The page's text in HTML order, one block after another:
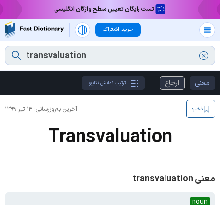
تست رایگان تعیین سطح واژگان انگلیسی
خرید اشتراک
معنی ارجاع ترتیب نمایش نتایج
آخرین به‌روزرسانی: ۱۴ تیر ۱۳۹۹ ذخیره
Transvaluation
معنی transvaluation
noun